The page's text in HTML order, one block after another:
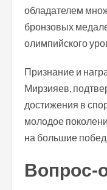
обладателем
бронзовых
олимпийского
Признание и
Мирзияев,
достижения в
молодое
на большие
Вопрос-